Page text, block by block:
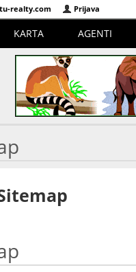
realty.com Prijava
KARTA AGENTI